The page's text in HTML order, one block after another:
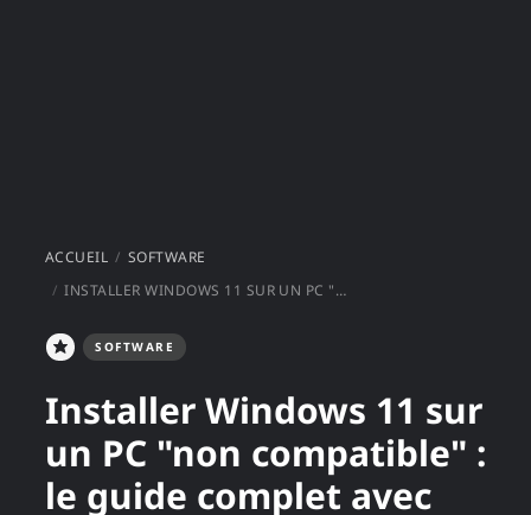
ACCUEIL
SOFTWARE
INSTALLER WINDOWS 11 SUR UN PC "NON COMPATIBLE" : LE GUIDE COMPLET AVEC RUFUS
SOFTWARE
Installer Windows 11 sur
un PC "non compatible" :
le guide complet avec